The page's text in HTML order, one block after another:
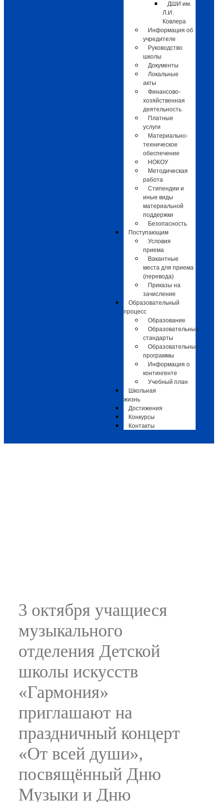
ДШИ им.
Л.И.
Ковлера
Информация об
учредителе
Руководство
школы
Документы
Локальные
акты
Финансово-
хозяйственная
деятельность
Платные
услуги
Материально-
техническое
обеспечение
НОКОУ
Методическая
работа
Стипендии и
иные виды
материальной
поддержки
Безопасность
Поступающим
Условия
приема
Вакантные
места для приема
(перевода)
Приказы на
зачисление
Образовательный
процесс
Образование
Образовательные
стандарты
Образовательные
программы
Информация о
контингенте
Учебный план
Школьная
жизнь
Достижения
Конкурсы
Контакты
3 октября учащиеся
музыкального
отделения Детской
школы искусств
«Гармония»
приглашают на
праздничный концерт
«От всей души»,
посвящённый Дню
Музыки и Дню